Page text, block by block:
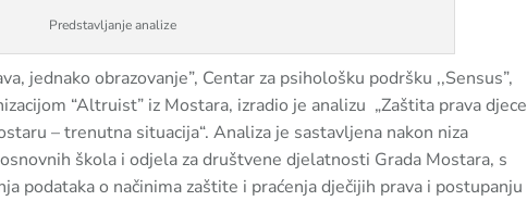
Predstavljanje analize
jednako obrazovanje”, Centar za psihološku podršku ,,Sensus”,
“Altruist” iz Mostara, izradio je analizu „Zaštita prava djece
– trenutna situacija“. Analiza je sastavljena nakon niza
škola i odjela za društvene djelatnosti Grada Mostara, s
podataka o načinima zaštite i praćenja dječijih prava i postupanju